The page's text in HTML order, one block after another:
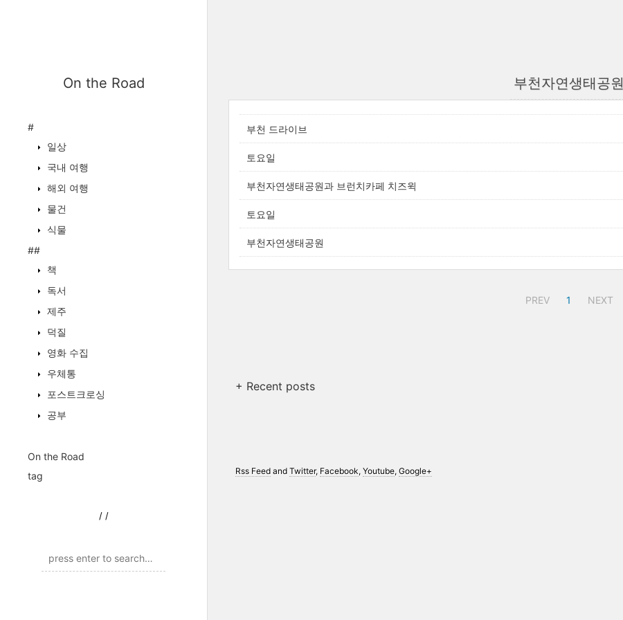
On the Road
#
일상
국내 여행
해외 여행
물건
식물
##
책
독서
제주
덕질
영화 수집
우체통
포스트크로싱
공부
On the Road
tag
/ /
부천자연생태공원
부천 드라이브
토요일
부천자연생태공원과 브런치카페 치즈윅
토요일
부천자연생태공원
PREV 1 NEXT
+ Recent posts
Rss Feedand Twitter, Facebook, Youtube, Google+